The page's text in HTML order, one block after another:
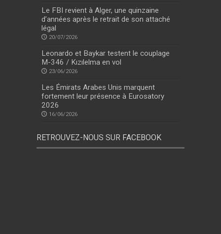
Le FBI revient à Alger, une quinzaine
d’années après le retrait de son attaché
légal
20/07/2026
Leonardo et Baykar testent le couplage
M-346 / Kızılelma en vol
23/06/2026
Les Émirats Arabes Unis marquent
fortement leur présence à Eurosatory
2026
16/06/2026
RETROUVEZ-NOUS SUR FACEBOOK